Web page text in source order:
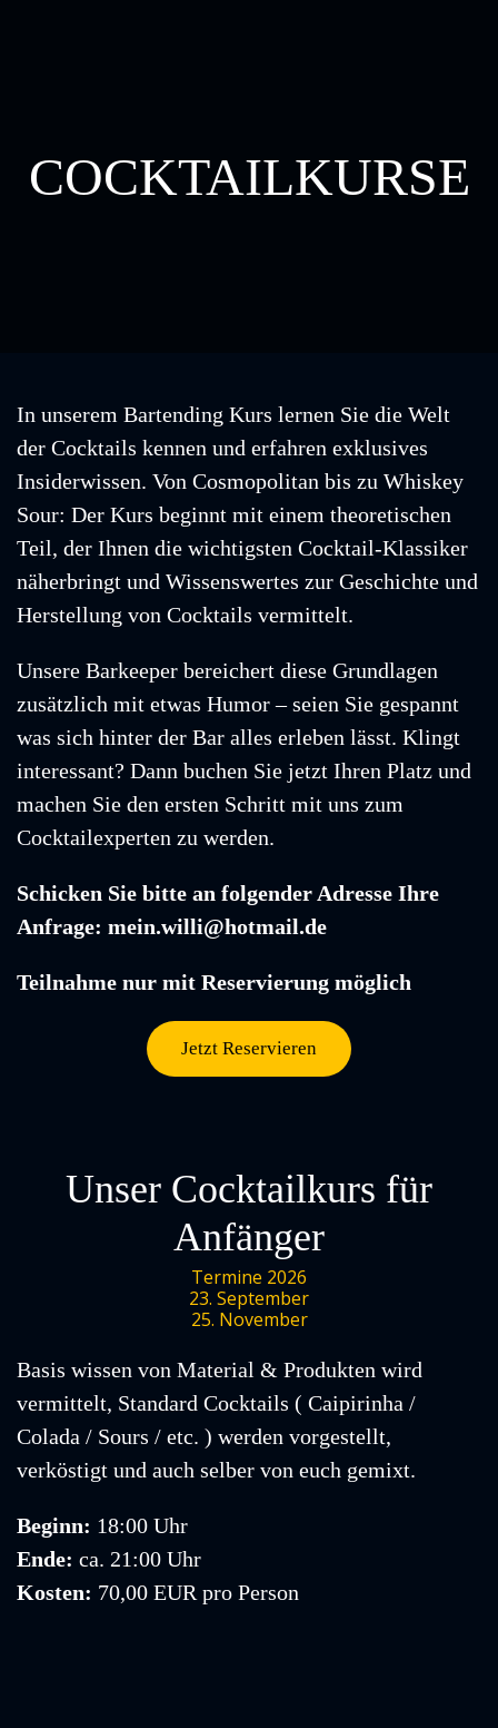
COCKTAILKURSE
In unserem Bartending Kurs lernen Sie die Welt
der Cocktails kennen und erfahren exklusives
Insiderwissen. Von Cosmopolitan bis zu Whiskey
Sour: Der Kurs beginnt mit einem theoretischen
Teil, der Ihnen die wichtigsten Cocktail-Klassiker
näherbringt und Wissenswertes zur Geschichte und
Herstellung von Cocktails vermittelt.
Unsere Barkeeper bereichert diese Grundlagen
zusätzlich mit etwas Humor – seien Sie gespannt
was sich hinter der Bar alles erleben lässt. Klingt
interessant? Dann buchen Sie jetzt Ihren Platz und
machen Sie den ersten Schritt mit uns zum
Cocktailexperten zu werden.
Schicken Sie bitte an folgender Adresse Ihre
Anfrage: mein.willi@hotmail.de
Teilnahme nur mit Reservierung möglich
Jetzt Reservieren
Unser Cocktailkurs für
Anfänger
Termine 2026
23. September
25. November
Basis wissen von Material & Produkten wird
vermittelt, Standard Cocktails ( Caipirinha /
Colada / Sours / etc. ) werden vorgestellt,
verköstigt und auch selber von euch gemixt.
Beginn: 18:00 Uhr
Ende: ca. 21:00 Uhr
Kosten: 70,00 EUR pro Person